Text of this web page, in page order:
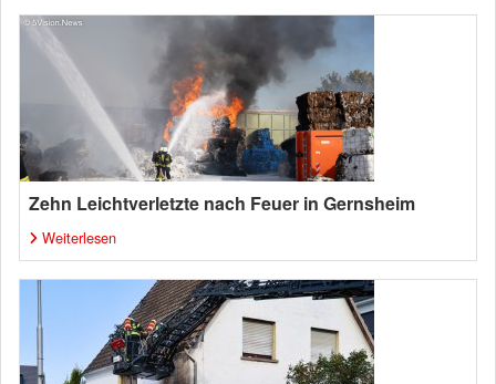
Zehn Leichtverletzte nach Feuer in Gernsheim
Weiterlesen